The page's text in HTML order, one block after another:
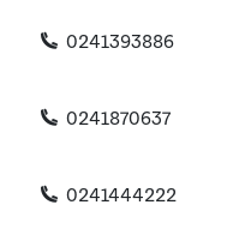
0241393886
0241870637
0241444222